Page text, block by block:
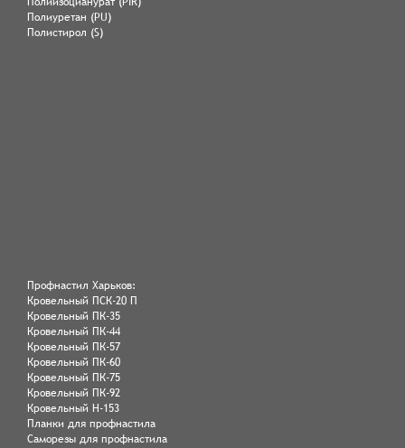
Полиуретан (PU)
Полистирол (S)
Профнастил Харьков:
Кровельный ПСК-20 П
Кровельный ПК-35
Кровельный ПК-44
Кровельный ПК-57
Кровельный ПК-60
Кровельный ПК-75
Кровельный ПК-92
Кровельный Н-153
Планки для профнастила
Саморезы для профнастила